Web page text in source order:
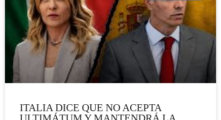
ITALIA DICE QUE NO ACEPTA